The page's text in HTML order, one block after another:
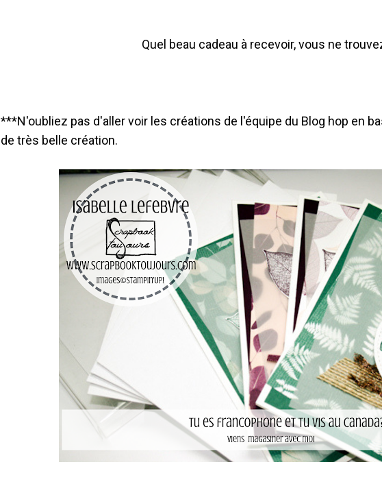
Quel beau cadeau à recevoir, vous ne
***N'oubliez pas d'aller voir les créations de l'équipe du Blog hop en
de très belle création.